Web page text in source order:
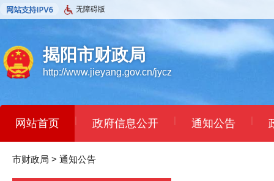
无障碍版
揭阳市财政局
http://www.jieyang.gov.cn/jycz
网站首页 | 政府信息公开 | 通知公告 |
市财政局 > 通知公告